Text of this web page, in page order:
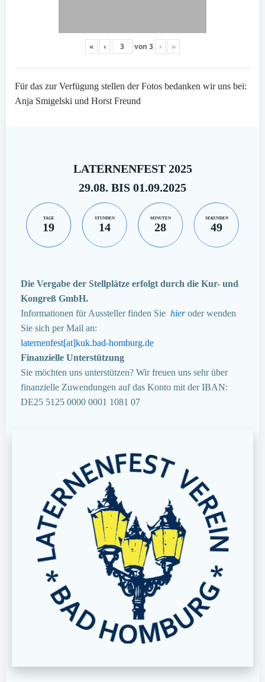
« ‹ von 3 › »
Für das zur Verfügung stellen der Fotos bedanken wir uns bei:
Anja Smigelski und Horst Freund
LATERNENFEST 2025
29.08. BIS 01.09.2025
TAGE
19
STUNDEN
14
MINUTEN
28
SEKUNDEN
48
Die Vergabe der Stellplätze erfolgt durch die Kur- und
Kongreß GmbH.
Informationen für Aussteller finden Sie hieroder wenden
Sie sich per Mail an:
laternenfest[at]kuk.bad-homburg.de
Finanzielle Unterstützung
Sie möchten uns unterstützen? Wir freuen uns sehr über
finanzielle Zuwendungen auf das Konto mit der IBAN:
DE25 5125 0000 0001 1081 07